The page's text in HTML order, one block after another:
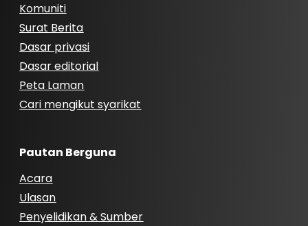
Komuniti
Surat Berita
Dasar privasi
Dasar editorial
Peta Laman
Cari mengikut syarikat
Pautan Berguna
Acara
Ulasan
Penyelidikan & Sumber